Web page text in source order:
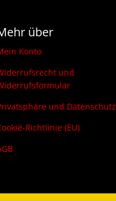
über
Konto
und
und Datenschutz
Richtlinie (EU)